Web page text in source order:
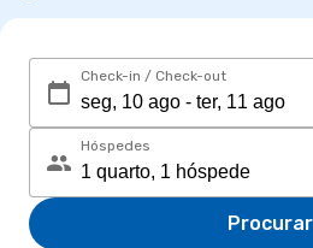
Check-in / Check-out
Hóspedes
Procurar